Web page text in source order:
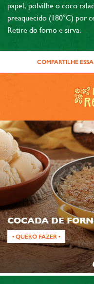
papel, polvilhe o coco
preaquecido (180°C) por
Retire do forno e sirva.
COMPARTILHE
COCADA DE
• QUERO FAZER •